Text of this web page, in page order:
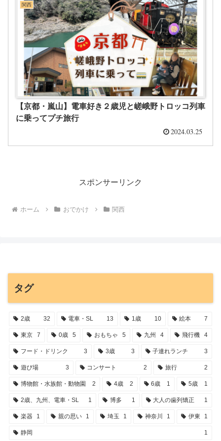
関西
【京都・嵐山】電車好き２歳児と嵯峨野トロッコ列車
に乗ってプチ旅行
2024.03.25
スポンサーリンク
ホーム おでかけ 関西
タグ
2歳 32 電車・SL 13 1歳 10 絵本 7
東京 7 0歳 5 おもちゃ 5 九州 4 飛行機 4
フード・ドリンク 3 3歳 3 子連れランチ 3
遊び場 3 コンサート 2 旅行 2
博物館・水族館・動物園 2 4歳 2 6歳 1 5歳 1
2歳、九州、電車・SL 1 博多 1 大人の歯列矯正 1
楽器 1 親の思い 1 埼玉 1 神奈川 1 伊東 1
静岡 1